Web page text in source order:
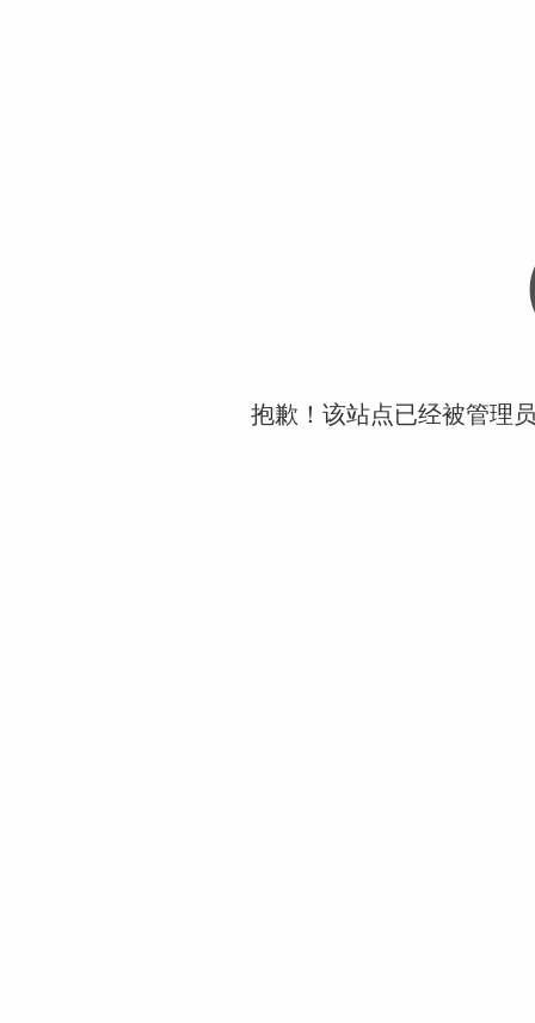
抱歉！该站点已经被管理